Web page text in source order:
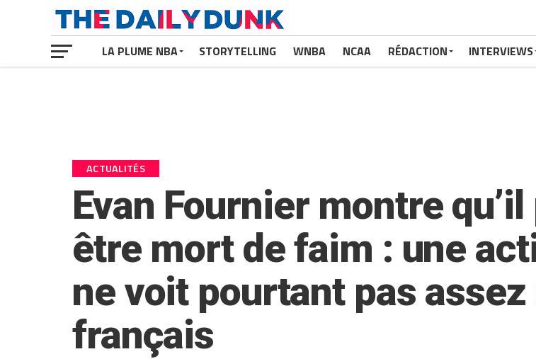
LA PLUME NBA STORYTELLING WNBA NCAA RÉDACTION INTERVIEWS
ACTUALITÉS
Evan Fournier montre
être mort de faim : une
ne voit pourtant pas
français